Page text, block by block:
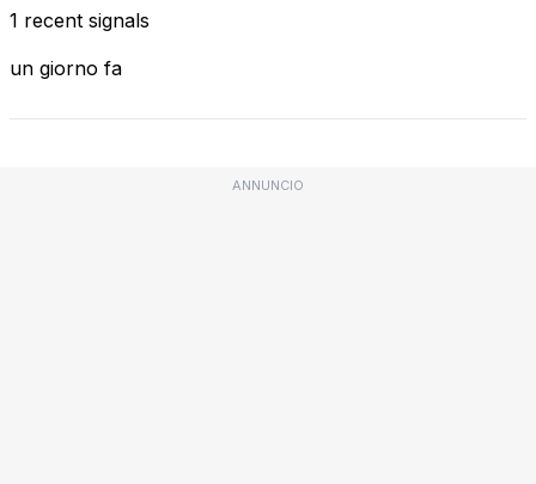
1 recent signals
un giorno fa
ANNUNCIO